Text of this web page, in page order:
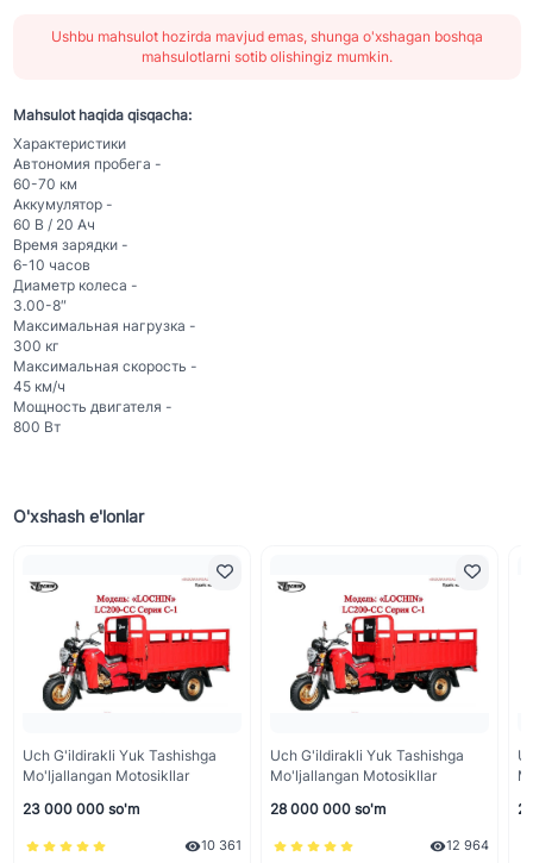
Ushbu mahsulot hozirda mavjud emas, shunga o'xshagan boshqa
mahsulotlarni sotib olishingiz mumkin.
Mahsulot haqida qisqacha:
Характеристики
Автономия пробега -
60-70 км
Аккумулятор -
60 В / 20 Ач
Время зарядки -
6-10 часов
Диаметр колеса -
3.00-8″
Максимальная нагрузка -
300 кг
Максимальная скорость -
45 км/ч
Мощность двигателя -
800 Вт
O'xshash e'lonlar
Uch G'ildirakli Yuk Tashishga
Mo'ljallangan Motosikllar
23 000 000 so'm
10 361
Uch G'ildirakli Yuk Tashishga
Mo'ljallangan Motosikllar
28 000 000 so'm
12 964